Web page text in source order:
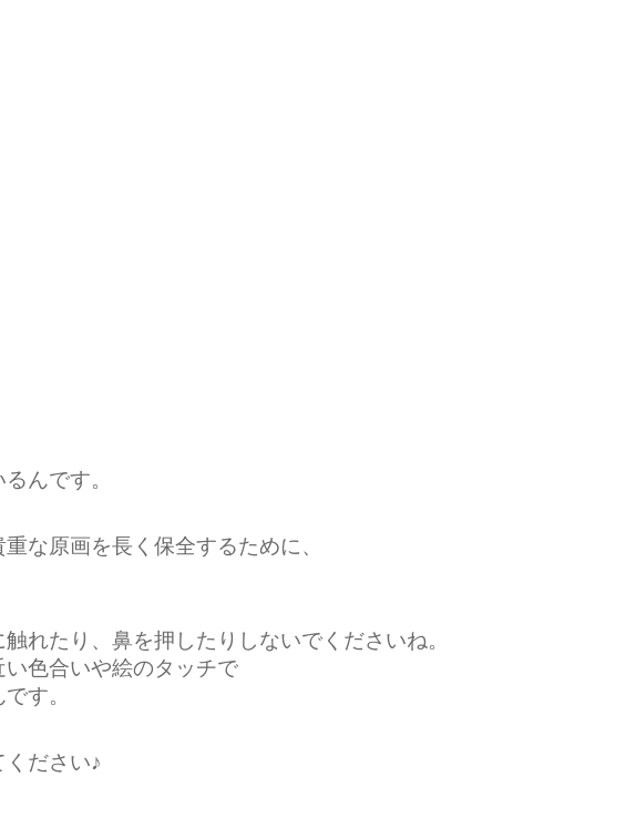
んです。
な原画を長く保全するために、
れたり、鼻を押したりしないでくださいね。
色合いや絵のタッチで
す。
ださい♪